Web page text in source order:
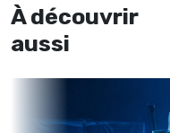
À découvrir
aussi